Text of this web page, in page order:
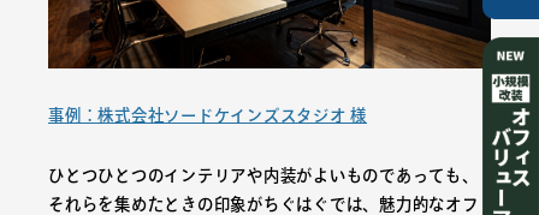
事例：株式会社ソードケインズスタジオ 様
ひとつひとつのインテリアや内装がよいものであっても、
それらを集めたときの印象がちぐはぐでは、魅力的なオフ